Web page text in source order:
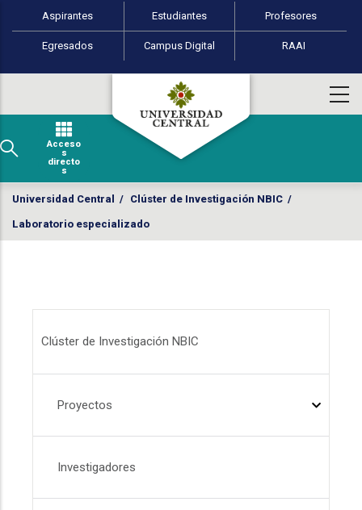
Pasar al contenido principal
Perfiles de usuario
Aspirantes Estudiantes Profesores
Egresados Campus Digital RAAI
Acceso
s
directo
s
Universidad Central / Clúster de Investigación NBIC /
Laboratorio especializado
Clúster de Investigación NBIC
Proyectos
Investigadores